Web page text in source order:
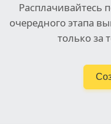
Расплачивайтесь
очередного этапа
только за